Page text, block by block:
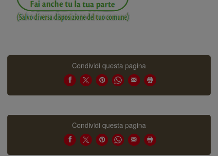
Condividi questa pagina
Condividi questa pagina